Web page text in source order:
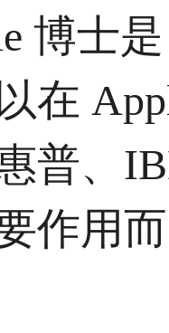
博士
在
普、
作用